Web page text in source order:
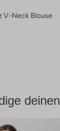
V-Neck Blouse
deinen